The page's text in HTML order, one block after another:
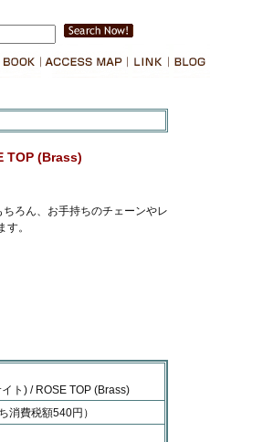
TOP (Brass)
ろん、お手持ちのチェーンやレ
。
ト) / ROSE TOP (Brass)
消費税額540円）